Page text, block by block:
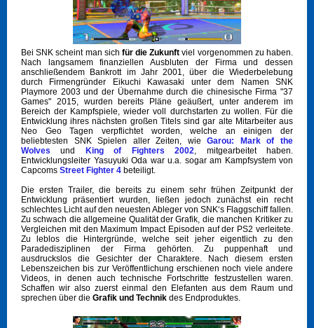
Bei SNK scheint man sich für die Zukunft viel vorgenommen zu haben.
Nach langsamem finanziellen Ausbluten der Firma und dessen
anschließendem Bankrott im Jahr 2001, über die Wiederbelebung
durch Firmengründer Eikuchi Kawasaki unter dem Namen SNK
Playmore 2003 und der Übernahme durch die chinesische Firma "37
Games" 2015, wurden bereits Pläne geäußert, unter anderem im
Bereich der Kampfspiele, wieder voll durchstarten zu wollen. Für die
Entwicklung ihres nächsten großen Titels sind gar alte Mitarbeiter aus
Neo Geo Tagen verpflichtet worden, welche an einigen der
beliebtesten SNK Spielen aller Zeiten, wieGarou: Mark of the
Wolves und King of Fighters 2002 , mitgearbeitet haben.
Entwicklungsleiter Yasuyuki Oda war u.a. sogar am Kampfsystem von
Capcoms Street Fighter 4 beteiligt.
Die ersten Trailer, die bereits zu einem sehr frühen Zeitpunkt der
Entwicklung präsentiert wurden, ließen jedoch zunächst ein recht
schlechtes Licht auf den neuesten Ableger von SNK‘s Flaggschiff fallen.
Zu schwach die allgemeine Qualität der Grafik, die manchen Kritiker zu
Vergleichen mit den Maximum Impact Episoden auf der PS2 verleitete.
Zu leblos die Hintergründe, welche seit jeher eigentlich zu den
Paradedisziplinen der Firma gehörten. Zu puppenhaft und
ausdruckslos die Gesichter der Charaktere. Nach diesem ersten
Lebenszeichen bis zur Veröffentlichung erschienen noch viele andere
Videos, in denen auch technische Fortschritte festzustellen waren.
Schaffen wir also zuerst einmal den Elefanten aus dem Raum und
sprechen über die Grafik und Technik des Endproduktes.